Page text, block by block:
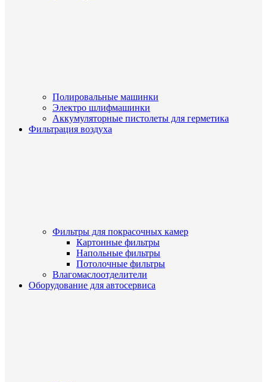
Полировальные машинки
Электро шлифмашинки
Аккумуляторные пистолеты для герметика
Фильтрация воздуха
Фильтры для покрасочных камер
Картонные фильтры
Напольные фильтры
Потолочные фильтры
Влагомаслоотделители
Оборудование для автосервиса